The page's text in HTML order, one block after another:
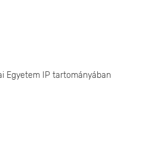
Egyetem IP tartományában